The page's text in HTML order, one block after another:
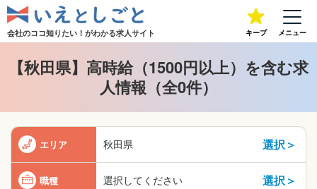
会社のココ知りたい！がわかる求人サイト キープ メニュー
【秋田県】高時給（1500円以上）を含む求
人情報（全0件）
エリア 秋田県 選択＞
職種 選択してください 選択＞